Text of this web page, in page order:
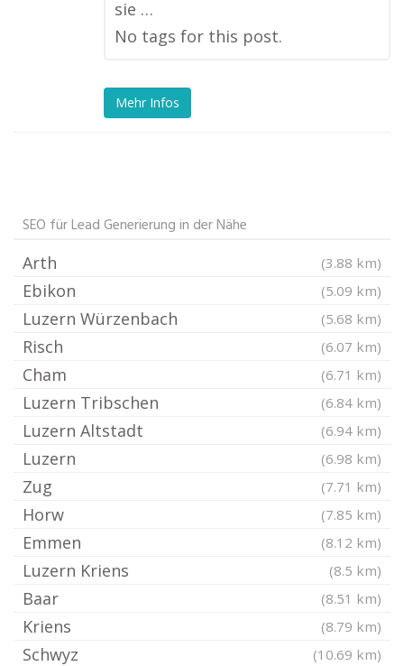
sie …
No tags for this post.
Mehr Infos
SEO für Lead Generierung in der Nähe
Arth (3.88 km)
Ebikon (5.09 km)
Luzern Würzenbach (5.68 km)
Risch (6.07 km)
Cham (6.71 km)
Luzern Tribschen (6.84 km)
Luzern Altstadt (6.94 km)
Luzern (6.98 km)
Zug (7.71 km)
Horw (7.85 km)
Emmen (8.12 km)
Luzern Kriens (8.5 km)
Baar (8.51 km)
Kriens (8.79 km)
Schwyz (10.69 km)